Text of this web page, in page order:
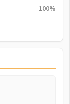
100%